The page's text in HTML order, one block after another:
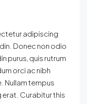
adipiscing
Donec non odio
purus, quis rutrum
orci ac nibh
Nullam tempus
erat. Curabitur this